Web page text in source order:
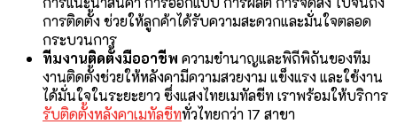
การติดตั้ง ช่วยให้ลูกค้าได้รับความสะดวกและมั่นใจตลอด
กระบวนการ
ทีมงานติดตั้งมืออาชีพ ความชำนาญและพิถีพิถันของทีม
งานติดตั้งช่วยให้หลังคามีความสวยงาม แข็งแรง และใช้งาน
ได้มั่นใจในระยะยาว ซึ่งแสงไทยเมทัลชีท เราพร้อมให้บริการ
รับติดตั้งหลังคาเมทัลชีททั่วไทยกว่า 17 สาขา